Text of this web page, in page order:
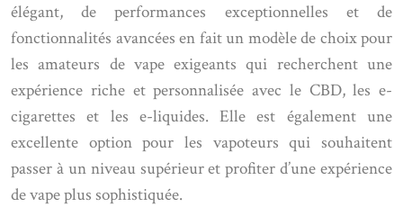
élégant, de performances exceptionnelles et de
fonctionnalités avancées en fait un modèle de choix pour
les amateurs de vape exigeants qui recherchent une
expérience riche et personnalisée avec le CBD, les e-
cigarettes et les e-liquides. Elle est également une
excellente option pour les vapoteurs qui souhaitent
passer à un niveau supérieur et profiter d’une expérience
de vape plus sophistiquée.